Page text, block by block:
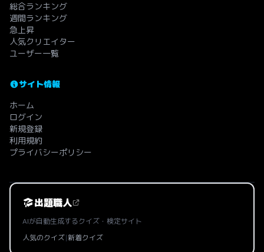
総合ランキング
週間ランキング
急上昇
人気クリエイター
ユーザー一覧
サイト情報
ホーム
ログイン
新規登録
利用規約
プライバシーポリシー
出題職人
AIが自動生成するクイズ・検定サイト
人気のクイズ|新着クイズ